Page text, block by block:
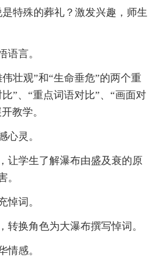
特殊的葬礼？激发兴趣，师生
语言。
壮观”和“生命垂危”的两个重
”、“重点词语对比”、“画面对
教学。
心灵。
让学生了解瀑布由盛及衰的原
。
悼词。
转换角色为大瀑布撰写悼词。
情感。